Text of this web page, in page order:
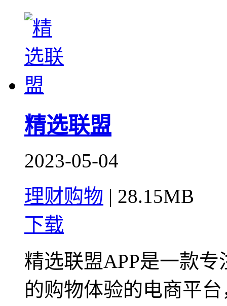
精选联盟
2023-05-04
理财购物 | 28.15MB
下载
精选联盟APP是一款
的购物体验的电商平